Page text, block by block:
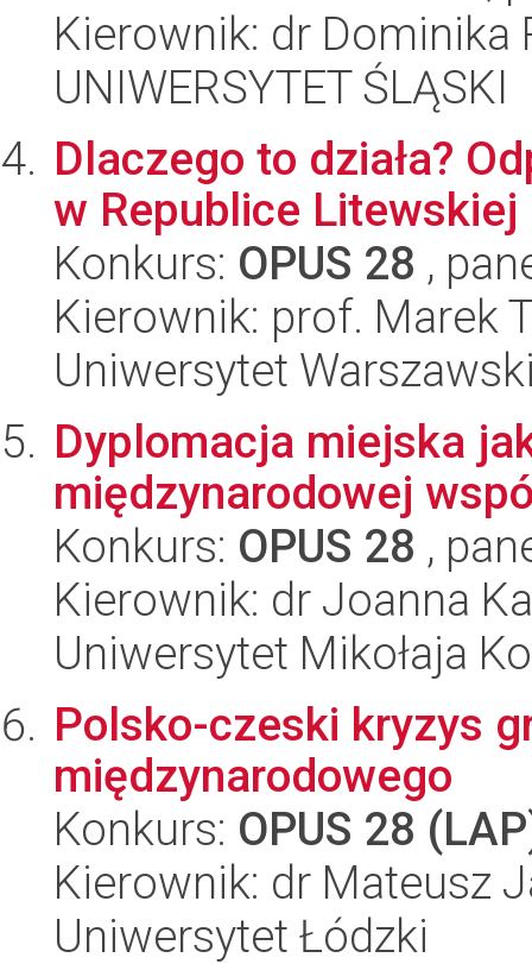
Kierownik: dr Dominika
UNIWERSYTET ŚLĄSKI
Dlaczego to działa?
w Republice Litewskiej
Konkurs: OPUS 28 ,
Kierownik: prof. Marek
Uniwersytet
Dyplomacja miejska
międzynarodowej
Konkurs: OPUS 28 ,
Kierownik: dr Joanna
Uniwersytet Mikołaja
Polsko-czeski kryzys
międzynarodowego
Konkurs: OPUS 28
Kierownik: dr Mateusz
Uniwersytet Łódzki